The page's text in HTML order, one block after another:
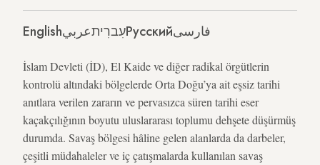
EnglishعربيעִברִיתРусскийفارسی
İslam Devleti (İD), El Kaide ve diğer radikal örgütlerin
kontrolü altındaki bölgelerde Orta Doğu’ya ait eşsiz tarihi
anıtlara verilen zararın ve pervasızca süren tarihi eser
kaçakçılığının boyutu uluslararası toplumu dehşete düşürmüş
durumda. Savaş bölgesi hâline gelen alanlarda da darbeler,
çeşitli müdahaleler ve iç çatışmalarda kullanılan savaş